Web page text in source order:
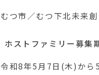
むつ市／むつ下北未来
ホストファミリー募集
令和8年5月7日(木)から